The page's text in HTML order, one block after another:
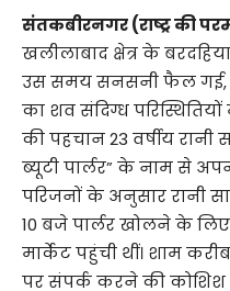
संतकबीरनगर (राष्ट्र की
खलीलाबाद क्षेत्र के
उस समय सनसनी फैल गई,
का शव संदिग्ध
की पहचान 23 वर्षीय
ब्यूटी पार्लर” के नाम से
परिजनों के अनुसार रानी
10 बजे पार्लर खोलने के
मार्केट पहुंची थीं। शाम
पर संपर्क करने की कोशिश